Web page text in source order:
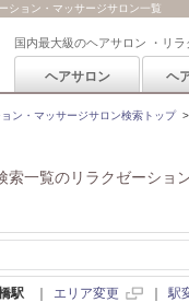
ション・マッサージサロン一覧
国内最大級のヘアサロン ・リ
ヘアサロン ヘ
ン・マッサージサロン検索トップ
索一覧のリラクゼーショ
駅 エリア変更 駅